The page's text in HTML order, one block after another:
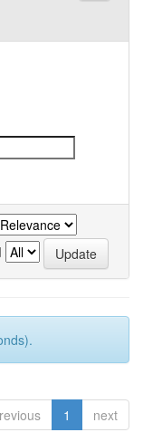
1 next